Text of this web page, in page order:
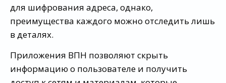
для шифрования адреса, однако,
преимущества каждого можно отследить лишь
в деталях.
Приложения ВПН позволяют скрыть
информацию о пользователе и получить